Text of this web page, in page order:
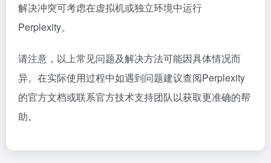
解决冲突可考虑在虚拟机或独立环境中运行
Perplexity。
请注意，以上常见问题及解决方法可能因具体情况而
异。在实际使用过程中如遇到问题建议查阅Perplexity
的官方文档或联系官方技术支持团队以获取更准确的帮
助。